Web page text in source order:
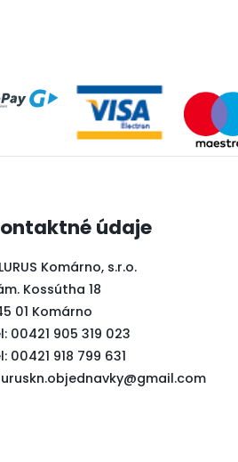
údaje
Komárno, s.r.o.
Kossútha 18
01 Komárno
00421 905 319 023
00421 918 799 631